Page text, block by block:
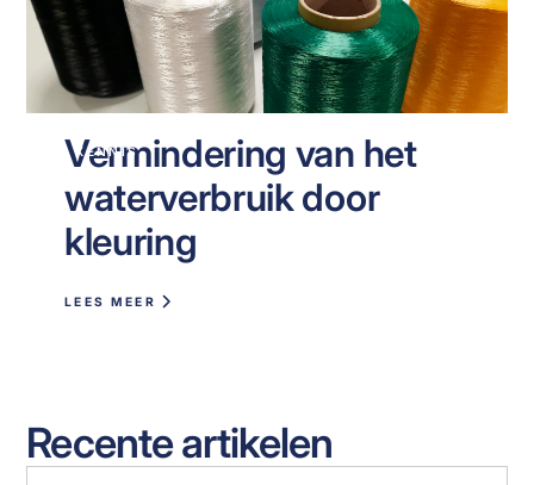
KENNIS
Vermindering van het
waterverbruik door
kleuring
LEES MEER
Recente artikelen